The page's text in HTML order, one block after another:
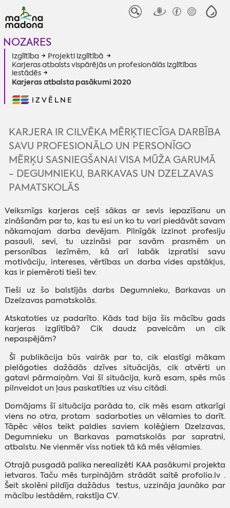
NOZARES
Izglītība
Projekti izglītībā
Karjeras atbalsts vispārējās un profesionālās izglītības
iestādēs
Karjeras atbalsta pasākumi 2020
IZVĒLNE
KARJERA IR CILVĒKA MĒRĶTIECĪGA DARBĪBA
SAVU PROFESIONĀLO UN PERSONĪGO
MĒRĶU SASNIEGŠANAI VISA MŪŽA GARUMĀ
- DEGUMNIEKU, BARKAVAS UN DZELZAVAS
PAMATSKOLĀS
Veiksmīgs karjeras ceļš sākas ar sevis iepazīšanu un
zināšanām par to, kas tu esi un ko tu vari piedāvāt savam
nākamajam darba devējam. Pilnīgāk izzinot profesiju
pasauli, sevi, tu uzzināsi par savām prasmēm un
personības iezīmēm, kā arī labāk izpratīsi savu
motivāciju, intereses, vērtības un darba vides apstākļus,
kas ir piemēroti tieši tev.
Tieši uz šo balstījās darbs Degumnieku, Barkavas un
Dzelzavas pamatskolās.
Atskatoties uz padarīto. Kāds tad bija šis mācību gads
karjeras izglītībā? Cik daudz paveicām un cik
nepaspējām?
Šī publikācija būs vairāk par to, cik elastīgi mākam
pielāgoties dažādās dzīves situācijās, cik atvērti un
gatavi pārmaiņām. Vai šī situācija, kurā esam, spēs mūs
pilnveidot un ļaus paskatīties uz visu citādi.
Domājams šī situācija parāda to, cik mēs esam atkarīgi
viens no otra, protam sadarboties un vēlamies to darīt.
Tāpēc vēlos teikt paldies saviem kolēģiem Dzelzavas,
Degumnieku un Barkavas pamatskolās par sapratni,
atbalstu. Ne vienmēr viss notiek tā kā mēs vēlamies.
Otrajā pusgadā palika nerealizēti KAA pasākumi projekta
ietvaros. Taču mēs turpinājām strādāt saitē profolio.lv .
Šeit skolēni pildīja dažādus testus, uzzināja jaunāko par
mācību iestādēm, rakstīja CV.